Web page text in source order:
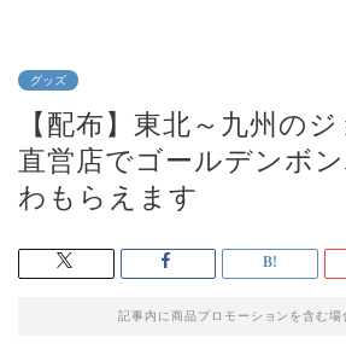
グッズ
【配布】東北～九州の
直営店でゴールデンボ
わもらえます
記事内に商品プロモーションを含む場